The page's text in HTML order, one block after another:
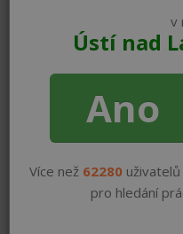
v
Ústí nad
Ano
Více než 62280
pro hledání